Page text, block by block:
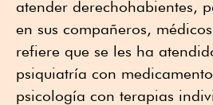
atender derechohabientes,
en sus compañeros,
refiere que se les ha
psiquiatría con
psicología con terapias